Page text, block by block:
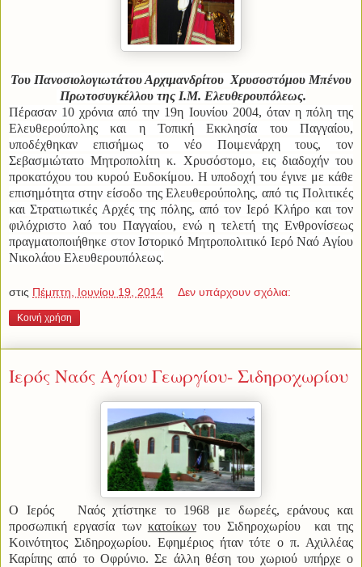
Του Πανοσιολογιωτάτου Αρχιμανδρίτου Χρυσοστόμου Μπένου
Πρωτοσυγκέλλου της Ι.Μ. Ελευθερουπόλεως.
Πέρασαν 10 χρόνια από την 19η Ιουνίου 2004, όταν η πόλη της
Ελευθερούπολης και η Τοπική Εκκλησία του Παγγαίου,
υποδέχθηκαν επισήμως το νέο Ποιμενάρχη τους, τον
Σεβασμιώτατο Μητροπολίτη κ. Χρυσόστομο, εις διαδοχήν του
προκατόχου του κυρού Ευδοκίμου. Η υποδοχή του έγινε με κάθε
επισημότητα στην είσοδο της Ελευθερούπολης, από τις Πολιτικές
και Στρατιωτικές Αρχές της πόλης, από τον Ιερό Κλήρο και τον
φιλόχριστο λαό του Παγγαίου, ενώ η τελετή της Ενθρονίσεως
πραγματοποιήθηκε στον Ιστορικό Μητροπολιτικό Ιερό Ναό Αγίου
Νικολάου Ελευθερουπόλεως.
στις Πέμπτη, Ιουνίου 19, 2014 Δεν υπάρχουν σχόλια:
Κοινή χρήση
Ιερός Ναός Αγίου Γεωργίου- Σιδηροχωρίου
Ο Ιερός Ναός χτίστηκε το 1968 με δωρεές, εράνους και
προσωπική εργασία των κατοίκωντου Σιδηροχωρίου
και της
Κοινότητος Σιδηροχωρίου. Εφημέριος ήταν τότε ο π. Αχιλλέας
Καρίπης από το Οφρύνιο.Σε άλλη θέση του χωριού υπήρχε ο